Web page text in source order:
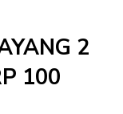
2
100